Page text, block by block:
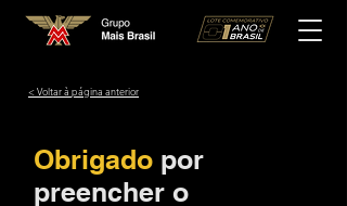
< Voltar à página anterior
Obrigado por
preencher o